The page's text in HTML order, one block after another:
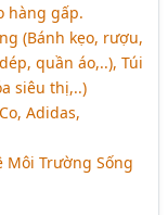
hàng gấp.
(Bánh kẹo, rượu,
quần áo,..), Túi
siêu thị,..)
Adidas,
Môi Trường Sống